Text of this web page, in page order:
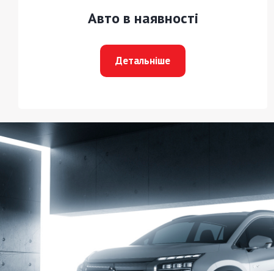
Авто в наявності
Детальніше